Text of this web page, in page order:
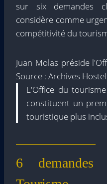
sur six demandes
considère comme
compétitivité du
Juan Molas préside
Source : Archives
L'Office du
constituent un
touristique plus
6